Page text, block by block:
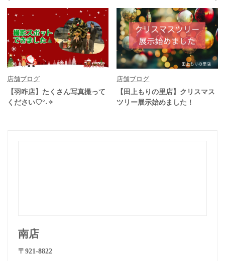
店舗ブログ
【羽咋店】たくさん写真撮って
ください♡°˖✧
店舗ブログ
【田上もりの里店】クリスマス
ツリー展示始めました！
南店
〒921-8822